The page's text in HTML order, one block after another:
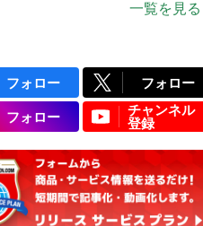
一覧を見る
フォロー フォロー
フォロー
チャンネル
登録